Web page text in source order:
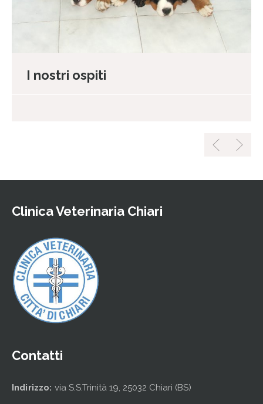
I nostri ospiti
Clinica Veterinaria Chiari
Contatti
Indirizzo: via S.S.Trinità 19, 25032 Chiari (BS)